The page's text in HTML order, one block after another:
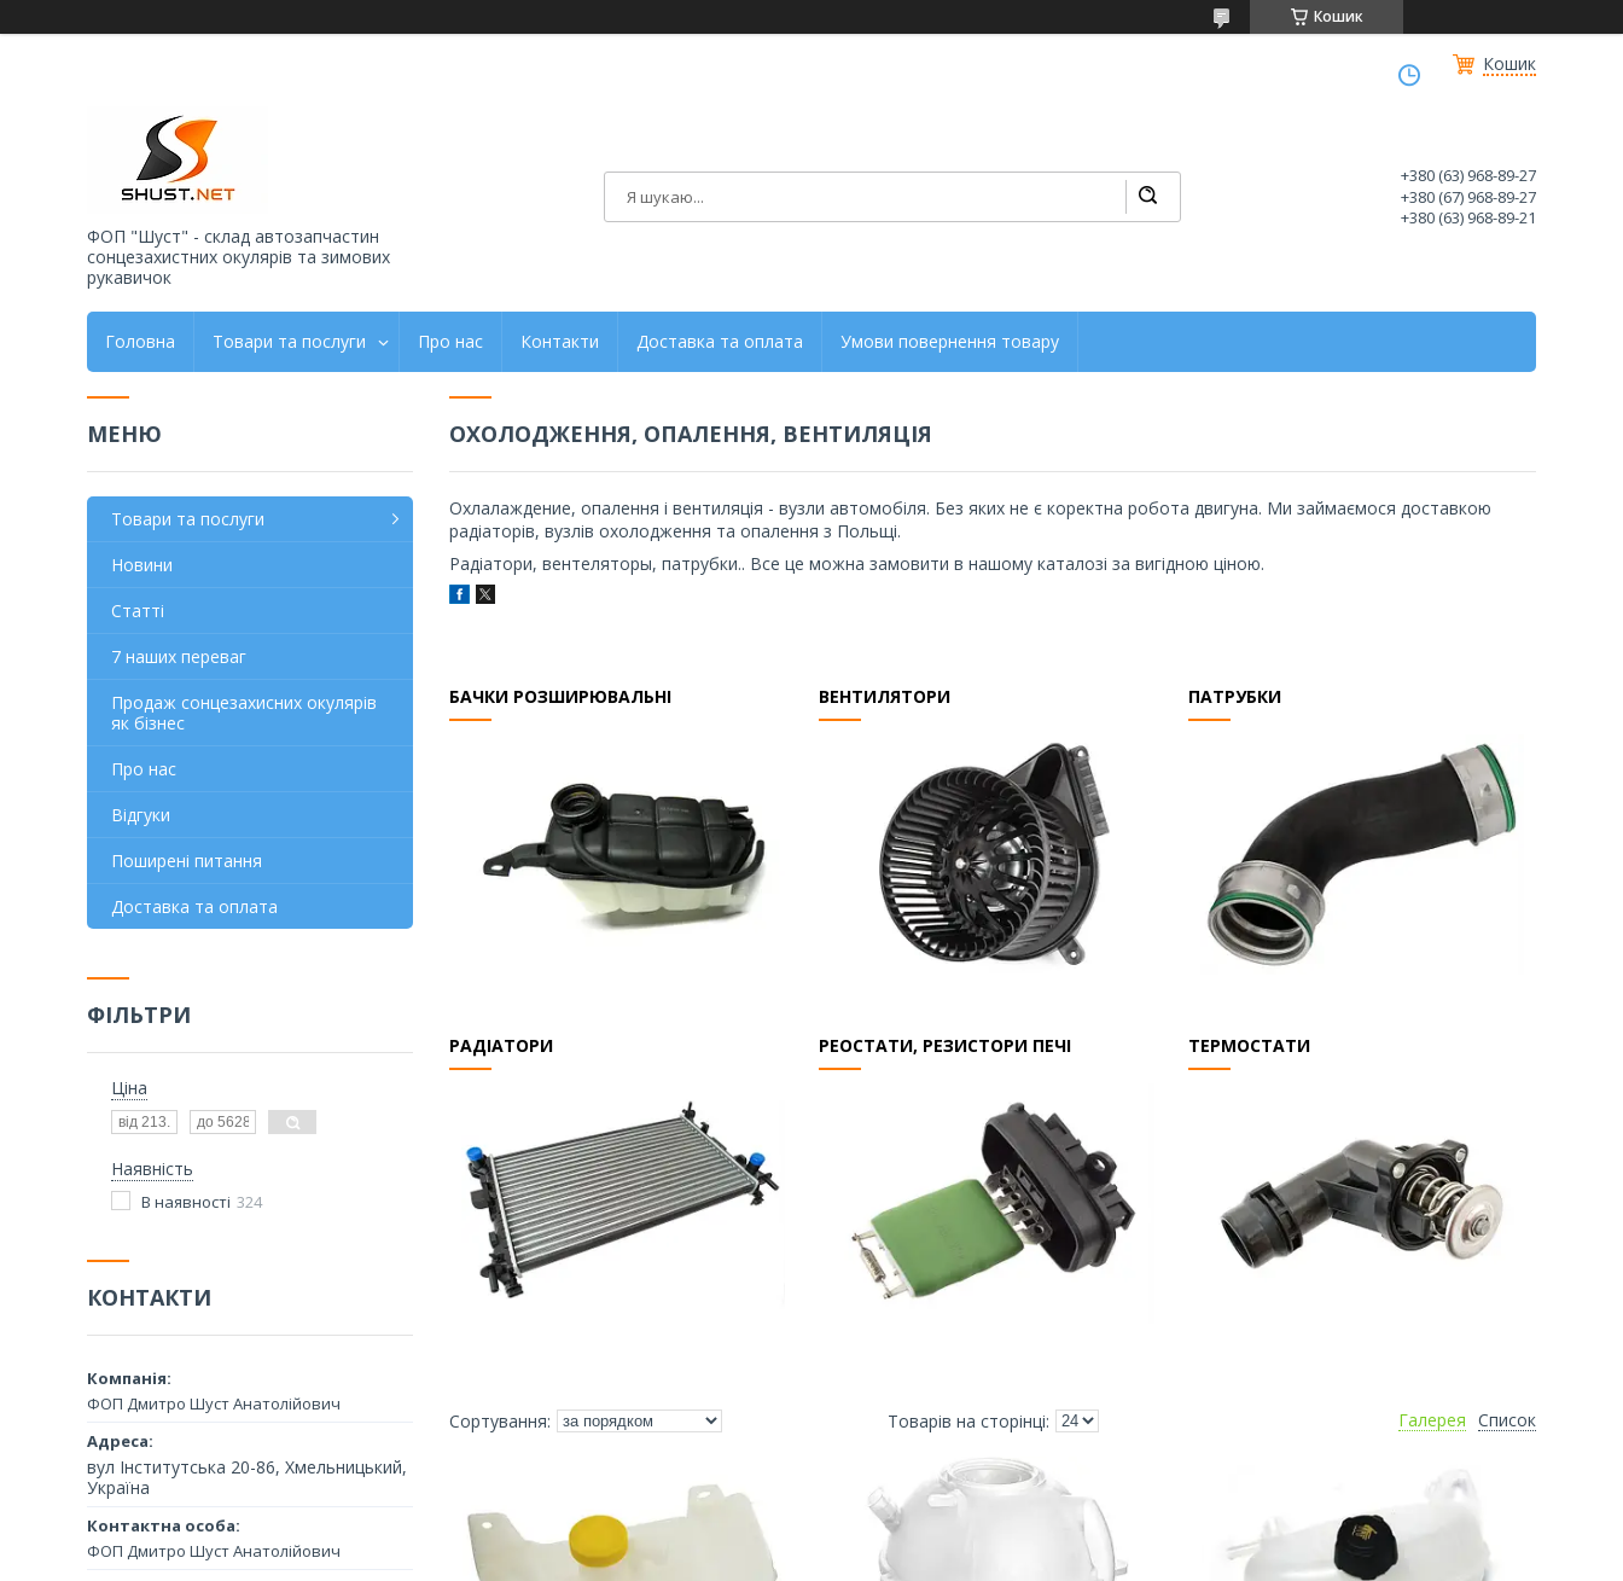
Кошик
Кошик
ФОП "Шуст" - склад автозапчастин
сонцезахистних окулярів та зимових
рукавичок
+380 (63) 968-89-27
+380 (67) 968-89-27
+380 (63) 968-89-21
Головна Товари та послуги Про нас Контакти Доставка та оплата Умови повернення товару
ОХОЛОДЖЕННЯ, ОПАЛЕННЯ, ВЕНТИЛЯЦІЯ
Охлалаждение, опалення і вентиляція - вузли автомобіля. Без яких не є коректна робота двигуна. Ми займаємося доставкою
радіаторів, вузлів охолодження та опалення з Польщі.
Радіатори, вентеляторы, патрубки.. Все це можна замовити в нашому каталозі за вигідною ціною.
БАЧКИ РОЗШИРЮВАЛЬНІ ВЕНТИЛЯТОРИ ПАТРУБКИ
РАДІАТОРИ РЕОСТАТИ, РЕЗИСТОРИ ПЕЧІ ТЕРМОСТАТИ
Галерея Список
Товари та послуги
Новини
Статті
7 наших переваг
Продаж сонцезахисних окулярів
як бізнес
Про нас
Відгуки
Поширені питання
Доставка та оплата
ФІЛЬТРИ
Ціна
Наявність
В наявності 324
КОНТАКТИ
ФОП Дмитро Шуст Анатолійович
вул Інститутська 20-86, Хмельницький,
Україна
ФОП Дмитро Шуст Анатолійович